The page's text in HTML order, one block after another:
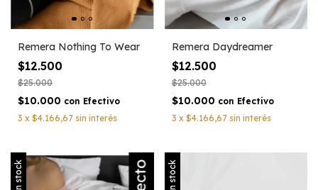
Remera Nothing To Wear
$12.500
$25.000
$10.000 con Efectivo
3 x $4.166,67 sin interés
Remera Daydreamer
$12.500
$25.000
$10.000 con Efectivo
3 x $4.166,67 sin interés
Sin stock Sin stock